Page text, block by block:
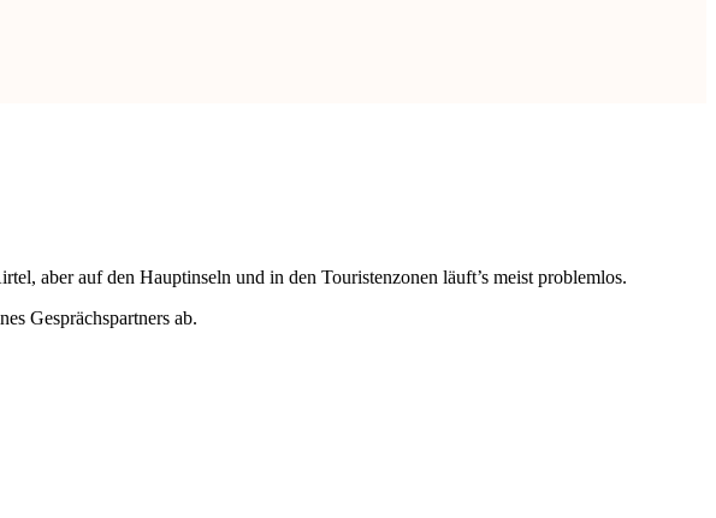
aber auf den Hauptinseln und in den Touristenzonen läuft’s meist problemlos.
Gesprächspartners ab.